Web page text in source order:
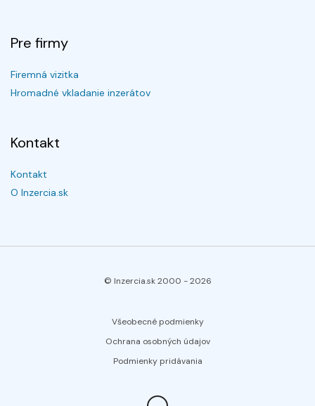
Pre firmy
Firemná vizitka
Hromadné vkladanie inzerátov
Kontakt
Kontakt
O Inzercia.sk
© Inzercia.sk 2000 -2026
Všeobecné podmienky
Ochrana osobných údajov
Podmienky pridávania